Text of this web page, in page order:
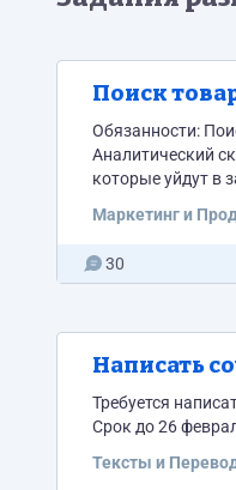
Поиск
Обязанности:
Аналитический
которые уйдут в
Маркетинг и
30
Написать
Требуется
Срок до 26
Тексты и